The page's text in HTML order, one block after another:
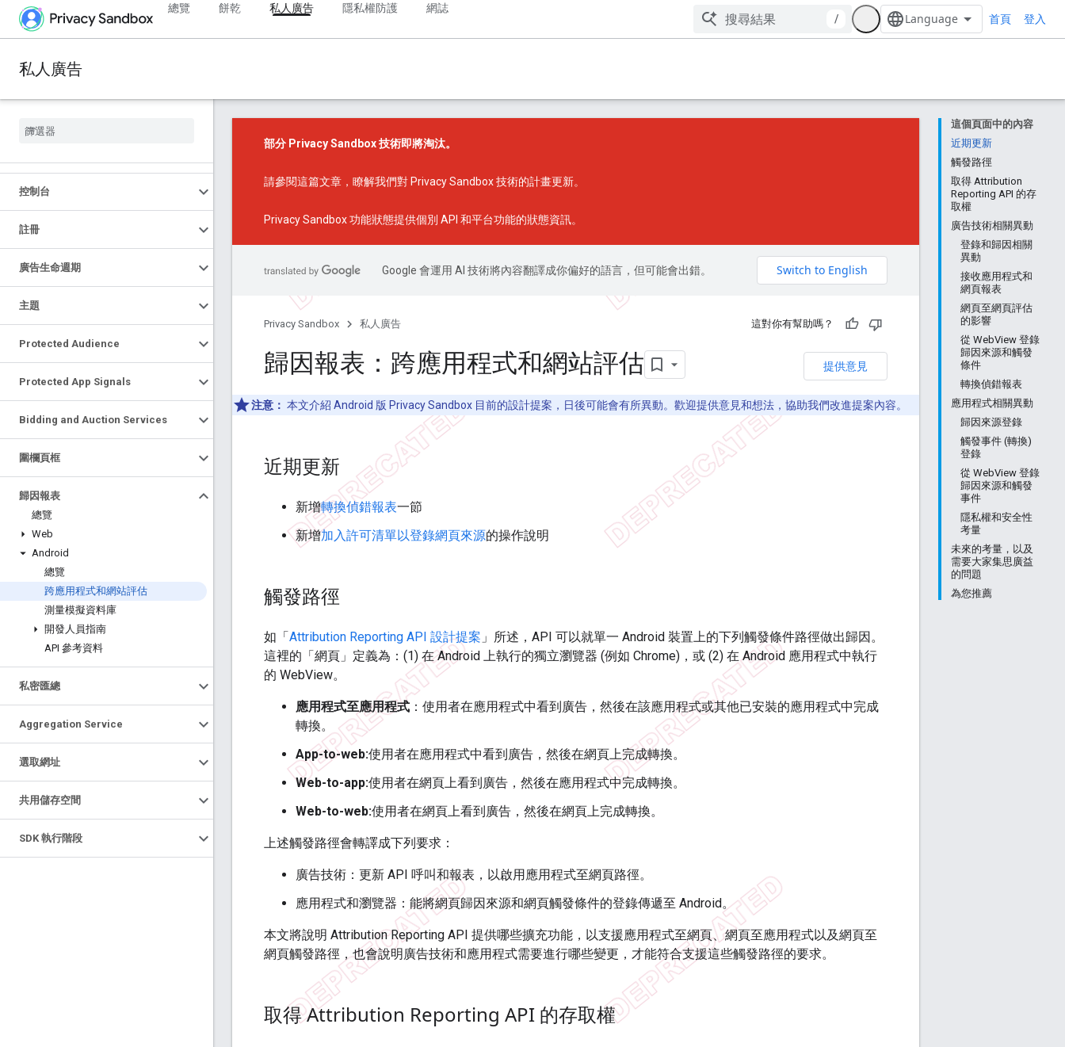
總覽 餅乾 私人廣告 隱私權防護 網誌
/ 首頁 登入
私人廣告
控制台
註冊
廣告生命週期
主題
Protected Audience
Protected App Signals
Bidding and Auction Services
圍欄頁框
歸因報表
總覽
Web
Android
總覽
跨應用程式和網站評估
測量模擬資料庫
開發人員指南
API 參考資料
私密匯總
Aggregation Service
選取網址
共用儲存空間
SDK 執行階段
這個頁面中的內容
近期更新
觸發路徑
取得 Attribution
Reporting API 的存
取權
廣告技術相關異動
登錄和歸因相關
異動
接收應用程式和
網頁報表
網頁至網頁評估
的影響
從 WebView 登錄
歸因來源和觸發
條件
轉換偵錯報表
應用程式相關異動
歸因來源登錄
觸發事件 (轉換)
登錄
從 WebView 登錄
歸因來源和觸發
事件
隱私權和安全性
考量
未來的考量，以及
需要大家集思廣益
的問題
為您推薦
部分 Privacy Sandbox 技術即將淘汰。
請參閱這篇文章 ，瞭解我們對 Privacy Sandbox 技術的計畫更新。
Privacy Sandbox 功能狀態提供個別 API 和平台功能的狀態資訊。
Google 會運用 AI 技術將內容翻譯成你偏好的語言，但可能會出錯。
Privacy Sandbox 私人廣告 這對你有幫助嗎？
提供意見
歸因報表：跨應用程式和網站評估
注意： 本文介紹 Android 版 Privacy Sandbox 目前的設計提案，日後可能會有所異動。歡迎提供意見和想法，協助我們改進提案內容。
近期更新
新增轉換偵錯報表一節
新增加入許可清單以登錄網頁來源的操作說明
觸發路徑
如「 Attribution Reporting API 設計提案 」所述，API 可以就單一 Android 裝置上的下列觸發條件路徑做出歸因。
這裡的「網頁」 定義為：(1) 在 Android 上執行的獨立瀏覽器 (例如 Chrome)，或 (2) 在 Android 應用程式中執行
的 WebView。
應用程式至應用程式 ：使用者在應用程式中看到廣告，然後在該應用程式或其他已安裝的應用程式中完成
轉換。
App-to-web:使用者在應用程式中看到廣告，然後在網頁上完成轉換。
Web-to-app:使用者在網頁上看到廣告，然後在應用程式中完成轉換。
Web-to-web:使用者在網頁上看到廣告，然後在網頁上完成轉換。
上述觸發路徑會轉譯成下列要求：
廣告技術：更新 API 呼叫和報表，以啟用應用程式至網頁路徑。
應用程式和瀏覽器：能將網頁歸因來源和網頁觸發條件的登錄傳遞至 Android。
本文將說明 Attribution Reporting API 提供哪些擴充功能，以支援應用程式至網頁、網頁至應用程式以及網頁至
網頁觸發路徑，也會說明廣告技術和應用程式需要進行哪些變更，才能符合支援這些觸發路徑的要求。
取得 Attribution Reporting API 的存取權